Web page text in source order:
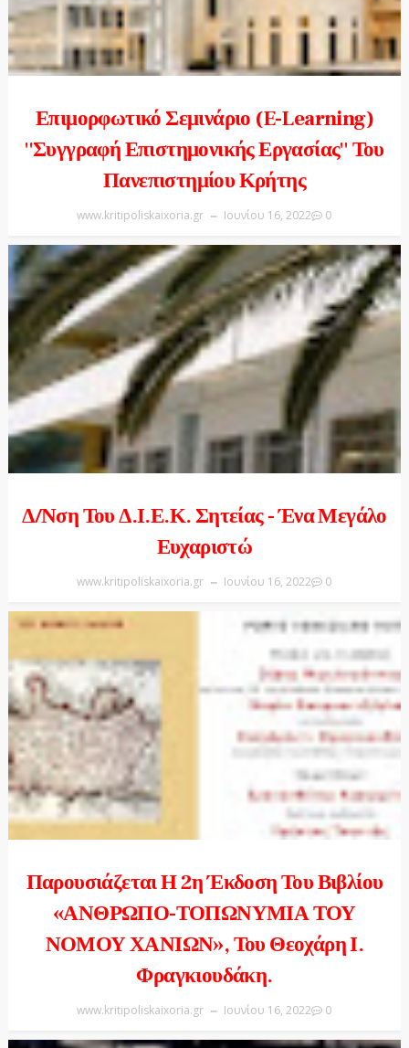
Επιμορφωτικό Σεμινάριο (e-Learning)
''Συγγραφή Επιστημονικής Εργασίας'' Του
Πανεπιστημίου Κρήτης
www.kritipoliskaixoria.gr Ιουνίου 16, 2022 0
Δ/νση Του Δ.Ι.Ε.Κ. Σητείας - Ένα Μεγάλο
Ευχαριστώ
www.kritipoliskaixoria.gr Ιουνίου 16, 2022 0
Παρουσιάζεται Η 2η Έκδοση Του Βιβλίου
«ΑΝΘΡΩΠΟ-ΤΟΠΩΝΥΜΙΑ ΤΟΥ
ΝΟΜΟΥ ΧΑΝΙΩΝ», Του Θεοχάρη Ι.
Φραγκιουδάκη.
www.kritipoliskaixoria.gr Ιουνίου 16, 2022 0